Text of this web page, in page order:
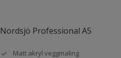
Nordsjö Professional A5
Matt akryl veggmaling